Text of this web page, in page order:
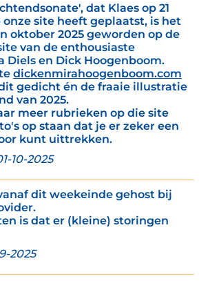
dat Klaes op 21
onze site heeft geplaatst, is het
oktober 2025 geworden op de
van de enthousiaste
Diels en Dick Hoogenboom.
dickenmirahoogenboom.com
gedicht én de fraaie illustratie
van 2025.
meer rubrieken op die site
op staan dat je er zeker een
kunt uittrekken.
10-2025
dit weekeinde gehost bij
is dat er (kleine) storingen
2025